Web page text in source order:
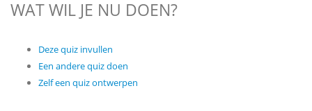
WAT WIL JE NU DOEN?
Deze quiz invullen
Een andere quiz doen
Zelf een quiz ontwerpen